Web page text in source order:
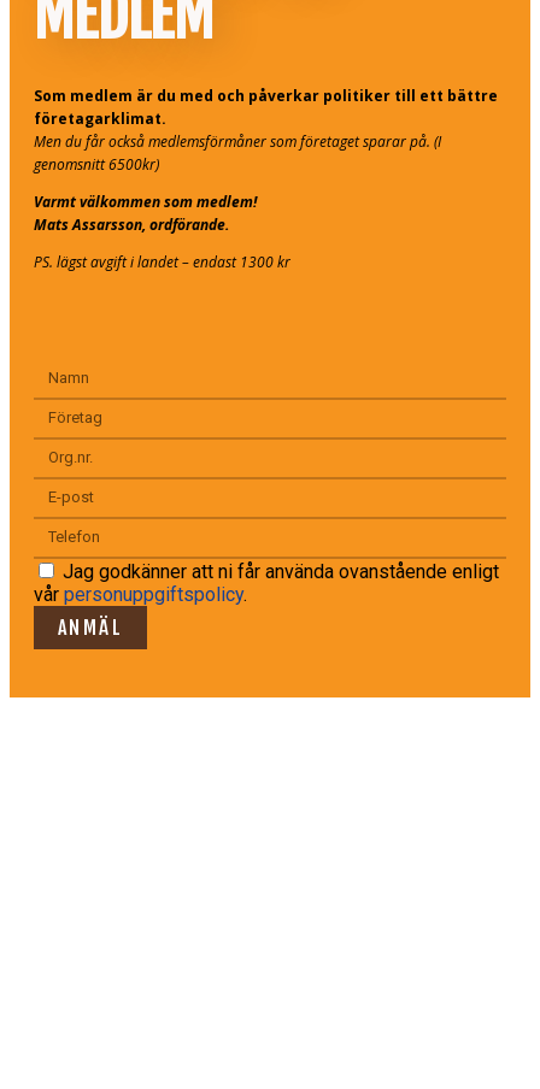
MEDLEM
Som medlem är du med och påverkar politiker till ett bättre
företagarklimat.
Men du får också medlemsförmåner som företaget sparar på. (I
genomsnitt 6500kr)
Varmt välkommen som medlem!
Mats Assarsson, ordförande.
PS. lägst avgift i landet – endast 1300 kr
Jag godkänner att ni får använda ovanstående enligt
vår personuppgiftspolicy.
ANMÄL